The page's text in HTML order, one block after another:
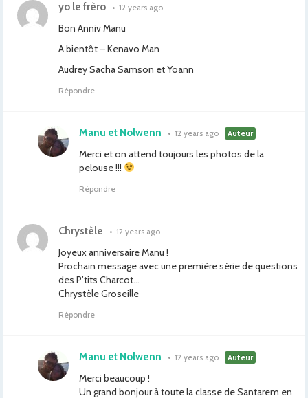
yo le frèro • 12 years ago
Bon Anniv Manu
A bientôt – Kenavo Man
Audrey Sacha Samson et Yoann
Répondre
Manu et Nolwenn • 12 years ago Auteur
Merci et on attend toujours les photos de la
pelouse !!!
Répondre
Chrystèle • 12 years ago
Joyeux anniversaire Manu !
Prochain message avec une première série de questions
des P’tits Charcot…
Chrystèle Groseille
Répondre
Manu et Nolwenn • 12 years ago Auteur
Merci beaucoup !
Un grand bonjour à toute la classe de Santarem en